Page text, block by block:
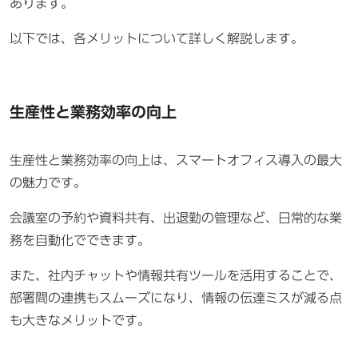
あります。
以下では、各メリットについて詳しく解説します。
生産性と業務効率の向上
生産性と業務効率の向上は、スマートオフィス導入の最大
の魅力です。
会議室の予約や資料共有、出退勤の管理など、日常的な業
務を自動化でできます。
また、社内チャットや情報共有ツールを活用することで、
部署間の連携もスムーズになり、情報の伝達ミスが減る点
も大きなメリットです。